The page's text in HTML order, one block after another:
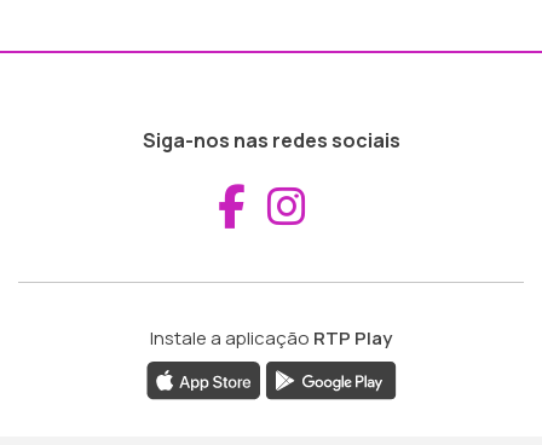
Siga-nos nas redes sociais
Aceder ao
Instale a aplicação RTP Play